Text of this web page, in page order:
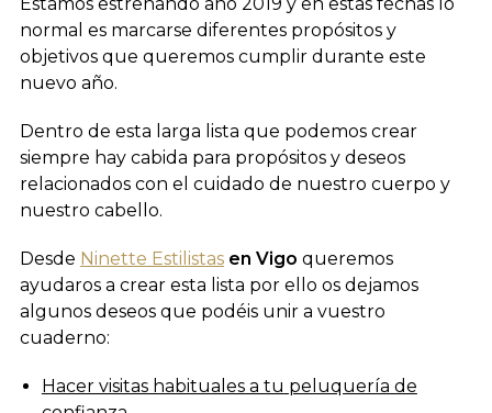
normal es marcarse diferentes propósitos y
objetivos que queremos cumplir durante este
nuevo año.
Dentro de esta larga lista que podemos crear
siempre hay cabida para propósitos y deseos
relacionados con el cuidado de nuestro cuerpo y
nuestro cabello.
Desde Ninette Estilistasen Vigo queremos
ayudaros a crear esta lista por ello os dejamos
algunos deseos que podéis unir a vuestro
cuaderno:
Hacer visitas habituales a tu peluquería de